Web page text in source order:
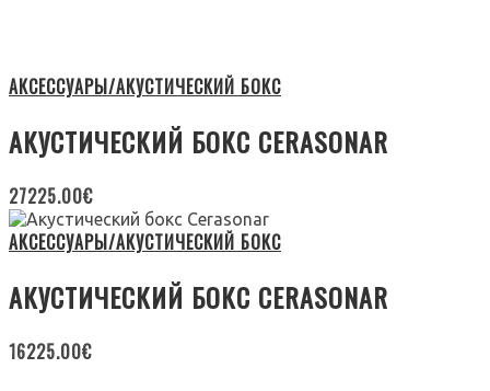
АКСЕССУАРЫ/АКУСТИЧЕСКИЙ БОКС
АКУСТИЧЕСКИЙ БОКС CERASONAR
27225.00€
АКСЕССУАРЫ/АКУСТИЧЕСКИЙ БОКС
АКУСТИЧЕСКИЙ БОКС CERASONAR
16225.00€